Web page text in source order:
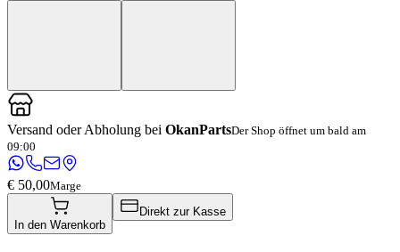
Versand oder Abholung bei OkanPartsDer Shop öffnet um bald am
09:00
€ 50,00Marge
In den Warenkorb
Direkt zur Kasse